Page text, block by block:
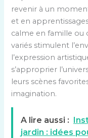
revenir à un
et en
calme en famille ou
variés stimulent
l’expression
s’approprier
leurs scènes
imagination.
A lire aussi :
jardin : idées